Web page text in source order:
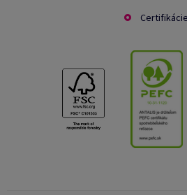
Certifikácie